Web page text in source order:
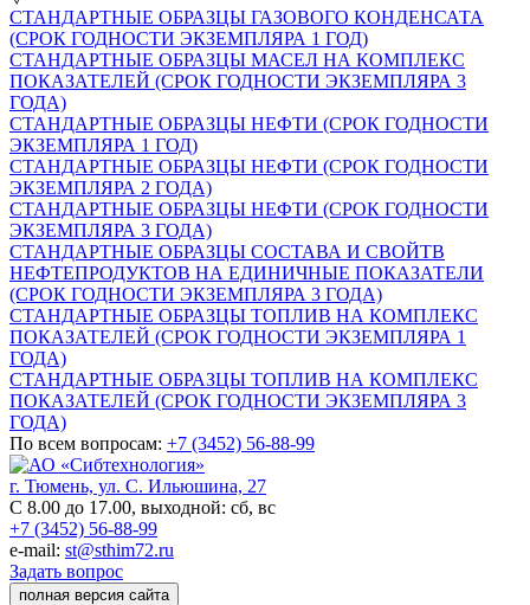
СТАНДАРТНЫЕ ОБРАЗЦЫ ГАЗОВОГО КОНДЕНСАТА
(СРОК ГОДНОСТИ ЭКЗЕМПЛЯРА 1 ГОД)
СТАНДАРТНЫЕ ОБРАЗЦЫ МАСЕЛ НА КОМПЛЕКС
ПОКАЗАТЕЛЕЙ (СРОК ГОДНОСТИ ЭКЗЕМПЛЯРА 3
ГОДА)
СТАНДАРТНЫЕ ОБРАЗЦЫ НЕФТИ (СРОК ГОДНОСТИ
ЭКЗЕМПЛЯРА 1 ГОД)
СТАНДАРТНЫЕ ОБРАЗЦЫ НЕФТИ (СРОК ГОДНОСТИ
ЭКЗЕМПЛЯРА 2 ГОДА)
СТАНДАРТНЫЕ ОБРАЗЦЫ НЕФТИ (СРОК ГОДНОСТИ
ЭКЗЕМПЛЯРА 3 ГОДА)
СТАНДАРТНЫЕ ОБРАЗЦЫ СОСТАВА И СВОЙТВ
НЕФТЕПРОДУКТОВ НА ЕДИНИЧНЫЕ ПОКАЗАТЕЛИ
(СРОК ГОДНОСТИ ЭКЗЕМПЛЯРА 3 ГОДА)
СТАНДАРТНЫЕ ОБРАЗЦЫ ТОПЛИВ НА КОМПЛЕКС
ПОКАЗАТЕЛЕЙ (СРОК ГОДНОСТИ ЭКЗЕМПЛЯРА 1
ГОДА)
СТАНДАРТНЫЕ ОБРАЗЦЫ ТОПЛИВ НА КОМПЛЕКС
ПОКАЗАТЕЛЕЙ (СРОК ГОДНОСТИ ЭКЗЕМПЛЯРА 3
ГОДА)
По всем вопросам: +7 (3452) 56-88-99
г. Тюмень, ул. С. Ильюшина, 27
С 8.00 до 17.00, выходной: сб, вс
+7 (3452) 56-88-99
e-mail: st@sthim72.ru
Задать вопрос
полная версия сайта